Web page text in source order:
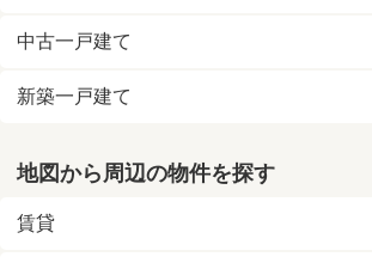
中古一戸建て
新築一戸建て
地図から周辺の物件を探す
賃貸